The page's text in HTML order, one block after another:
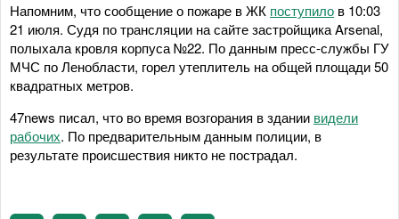
Напомним, что сообщение о пожаре в ЖК поступило в 10:03
21 июля. Судя по трансляции на сайте застройщика Arsenal,
полыхала кровля корпуса №22. По данным пресс-службы ГУ
МЧС по Ленобласти, горел утеплитель на общей площади 50
квадратных метров.
47news писал, что во время возгорания в здании видели
рабочих. По предварительным данным полиции, в
результате происшествия никто не пострадал.